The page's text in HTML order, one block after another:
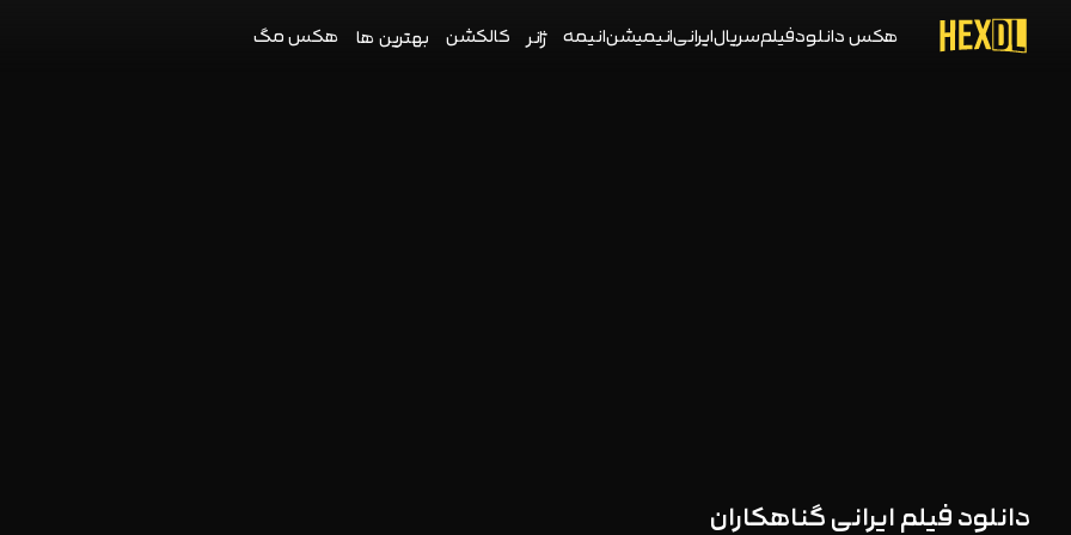
هکس دانلودفیلمسریالایرانیانیمیشنانیمه ژانر کالکشن بهترین ها هکس مگ
دانلود فیلم ایرانی گناهکاران